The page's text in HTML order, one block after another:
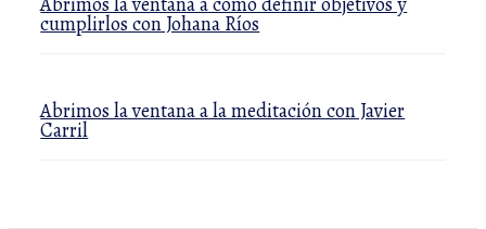
cumplirlos con Johana Ríos
Abrimos la ventana a la meditación con Javier
Carril